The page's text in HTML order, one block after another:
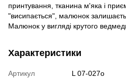
принтування, тканина м'яка і
"висипається", малюнок
Малюнок у вигляді крутого
Характеристики
Артикул
L 07-027o